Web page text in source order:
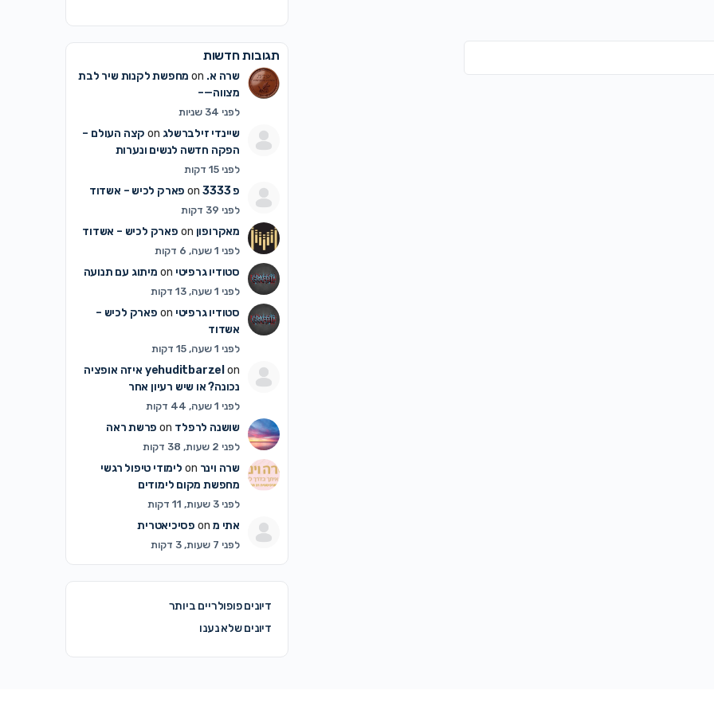
תגובות חדשות
שרה א.
מחפשת לקנות שיר לבת
מצווה—–
לפני 34 שניות
שיינדי זילברשלג
קצה העולם –
הפקה חדשה לנשים ונערות
לפני 15 דקות
פ 3333 on פארק לכיש – אשדוד
לפני 39 דקות
מאקרופון פארק לכיש – אשדוד
לפני 1 שעה, 6 דקות
סטודיו גרפיטי מיתוג עם תנועה
לפני 1 שעה, 13 דקות
סטודיו גרפיטי
פארק לכיש –
אשדוד
לפני 1 שעה, 15 דקות
yehuditbarzel on
איזה אופציה
נכונה? או שיש רעיון אחר
לפני 1 שעה, 44 דקות
שושנה לרפלד פרשת ראה
לפני 2 שעות, 38 דקות
שרה וינר
לימודי טיפול רגשי
מחפשת מקום לימודים
לפני 3 שעות, 11 דקות
אתי מon פסיכיאטרית
לפני 7 שעות, 3 דקות
דיונים פופולריים ביותר
דיונים שלא נענו